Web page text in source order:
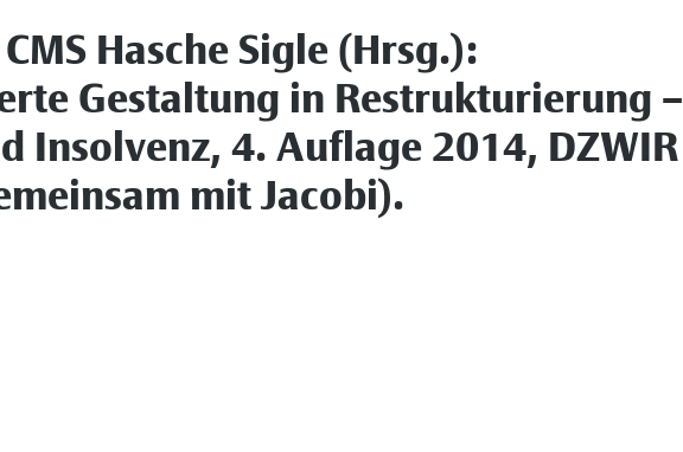
Hasche Sigle (Hrsg.):
Gestaltung in Restrukturierung –
Insolvenz, 4. Auflage 2014, DZWIR
mit Jacobi).